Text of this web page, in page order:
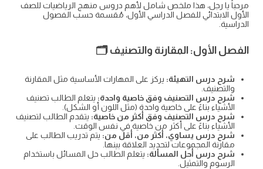
مرحباً يا رجل، هذا ملخص شامل لأهم دروس منهج الرياضيات للصف
الأول الابتدائي للفصل الدراسي الأول، مُقسمة حسب الفصول
الدراسية.
الفصل الأول: المقارنة والتصنيف 🗂️
شرح درس التهيئة: يركز على المهارات الأساسية مثل المقارنة
والتصنيف.
شرح درس التصنيف وفق خاصية واحدة: يتعلم الطالب تصنيف
الأشياء بناءً على خاصية واحدة (مثل اللون أو الشكل).
شرح درس التصنيف وفق أكثر من خاصية: يتقدم الطالب لتصنيف
الأشياء بناءً على أكثر من خاصية في نفس الوقت.
شرح درس يساوي، أكثر من، أقل من: يتم تدريب الطالب على
مقارنة المجموعات لتحديد العلاقة بينها.
شرح درس أحل المسألة: يتعلم الطالب حل المسائل باستخدام
الرسوم والتمثيل.